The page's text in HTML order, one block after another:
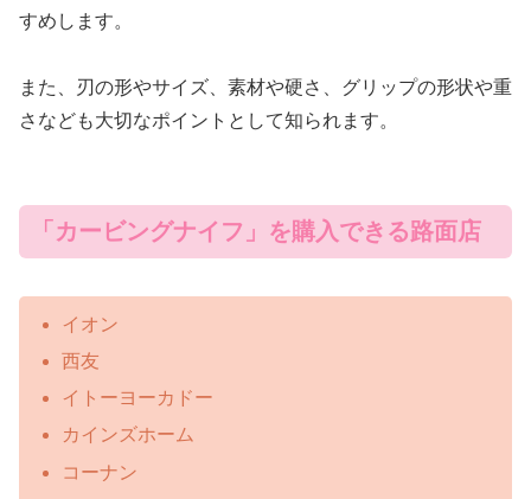
すめします。
また、刃の形やサイズ、素材や硬さ、グリップの形状や重
さなども大切なポイントとして知られます。
「カービングナイフ」を購入できる路面店
イオン
西友
イトーヨーカドー
カインズホーム
コーナン